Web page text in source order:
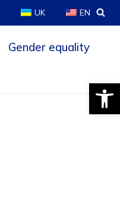
UK EN
Gender equality